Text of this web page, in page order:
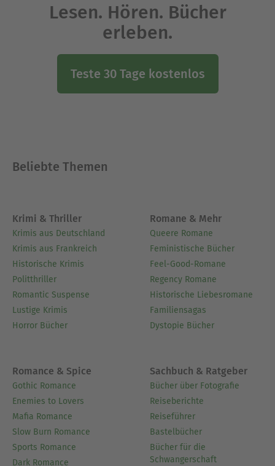
Lesen. Hören. Bücher
erleben.
Teste 30 Tage kostenlos
Beliebte Themen
Krimi & Thriller
Krimis aus Deutschland
Krimis aus Frankreich
Historische Krimis
Politthriller
Romantic Suspense
Lustige Krimis
Horror Bücher
Romane & Mehr
Queere Romane
Feministische Bücher
Feel-Good-Romane
Regency Romane
Historische Liebesromane
Familiensagas
Dystopie Bücher
Romance & Spice
Gothic Romance
Enemies to Lovers
Mafia Romance
Slow Burn Romance
Sports Romance
Dark Romance
Sachbuch & Ratgeber
Bücher über Fotografie
Reiseberichte
Reiseführer
Bastelbücher
Bücher für die
Schwangerschaft